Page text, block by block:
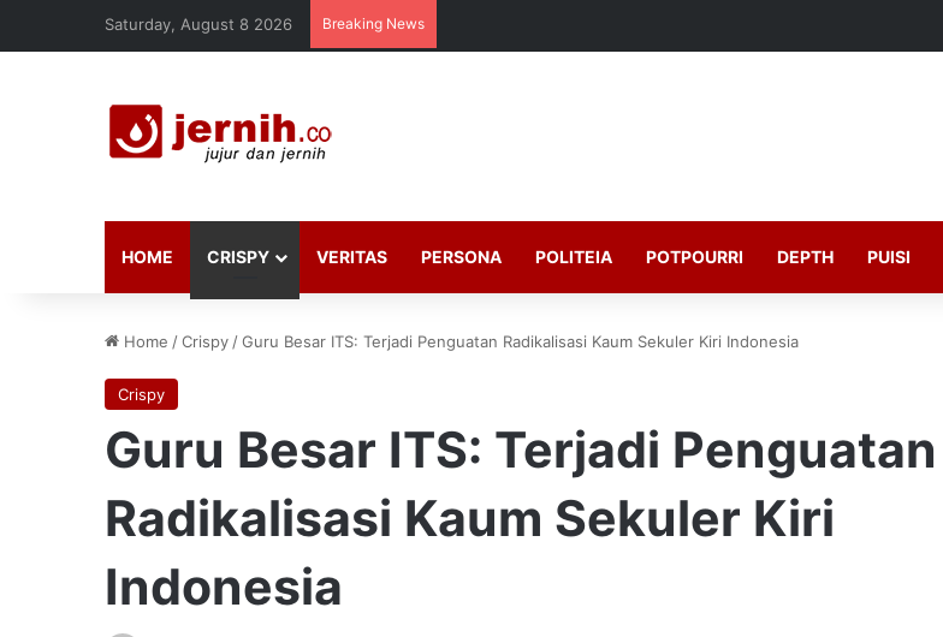
Saturday, August 8 2026 Breaking News
HOME CRISPY VERITAS PERSONA POLITEIA POTPOURRI DEPTH PUISI
Home /Crispy /Guru Besar ITS: Terjadi Penguatan Radikalisasi Kaum Sekuler Kiri Indonesia
Crispy
Guru Besar ITS: Terjadi Penguatan
Radikalisasi Kaum Sekuler Kiri
Indonesia